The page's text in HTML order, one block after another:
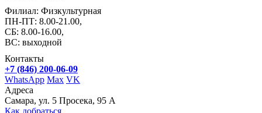
Филиал: Физкультурная
ПН-ПТ: 8.00-21.00,
СБ: 8.00-16.00,
ВС: выходной
Контакты
+7 (846) 200-06-09
WhatsApp Max VK
Адреса
Самара, ул. 5 Просека, 95 А
Как добраться